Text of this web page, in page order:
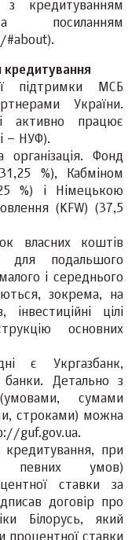
з кредитуванням
посиланням
#about).
кредитування
підтримки МСБ
України.
активно працює
– НУФ).
Фонд
%), Кабміном
%) і Німецькою
(KFW) (37,5
власних коштів
для подальшого
і середнього
зокрема, на
цілі
основних
є Укргазбанк,
Детально з
сумами
строками) можна
guf.gov.ua.
при
певних умов)
ставки за
договір про
Білорусь, який
процентної ставки